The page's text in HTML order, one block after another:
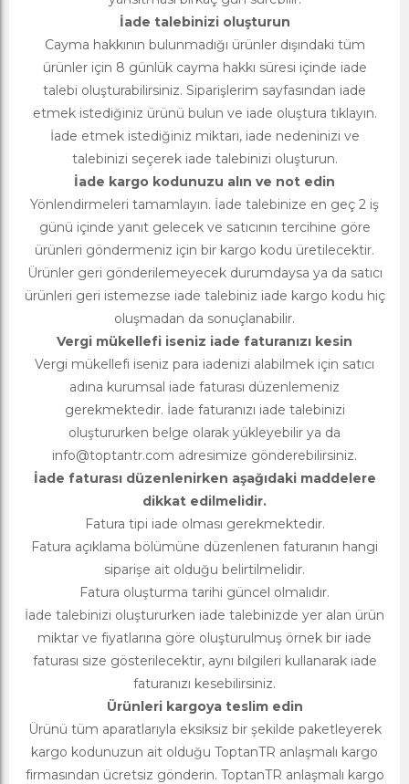
İade talebinizi oluşturun
Cayma hakkının bulunmadığı ürünler dışındaki tüm
ürünler için 8 günlük cayma hakkı süresi içinde iade
talebi oluşturabilirsiniz. Siparişlerim sayfasından iade
etmek istediğiniz ürünü bulun ve iade oluştura tıklayın.
İade etmek istediğiniz miktarı, iade nedeninizi ve
talebinizi seçerek iade talebinizi oluşturun.
İade kargo kodunuzu alın ve not edin
Yönlendirmeleri tamamlayın. İade talebinize en geç 2 iş
günü içinde yanıt gelecek ve satıcının tercihine göre
ürünleri göndermeniz için bir kargo kodu üretilecektir.
Ürünler geri gönderilemeyecek durumdaysa ya da satıcı
ürünleri geri istemezse iade talebiniz iade kargo kodu hiç
oluşmadan da sonuçlanabilir.
Vergi mükellefi iseniz iade faturanızı kesin
Vergi mükellefi iseniz para iadenizi alabilmek için satıcı
adına kurumsal iade faturası düzenlemeniz
gerekmektedir. İade faturanızı iade talebinizi
oluştururken belge olarak yükleyebilir ya da
info@toptantr.com adresimize gönderebilirsiniz.
İade faturası düzenlenirken aşağıdaki maddelere
dikkat edilmelidir.
Fatura tipi iade olması gerekmektedir.
Fatura açıklama bölümüne düzenlenen faturanın hangi
siparişe ait olduğu belirtilmelidir.
Fatura oluşturma tarihi güncel olmalıdır.
İade talebinizi oluştururken iade talebinizde yer alan ürün
miktar ve fiyatlarına göre oluşturulmuş örnek bir iade
faturası size gösterilecektir, aynı bilgileri kullanarak iade
faturanızı kesebilirsiniz.
Ürünleri kargoya teslim edin
Ürünü tüm aparatlarıyla eksiksiz bir şekilde paketleyerek
kargo kodunuzun ait olduğu ToptanTR anlaşmalı kargo
firmasından ücretsiz gönderin. ToptanTR anlaşmalı kargo